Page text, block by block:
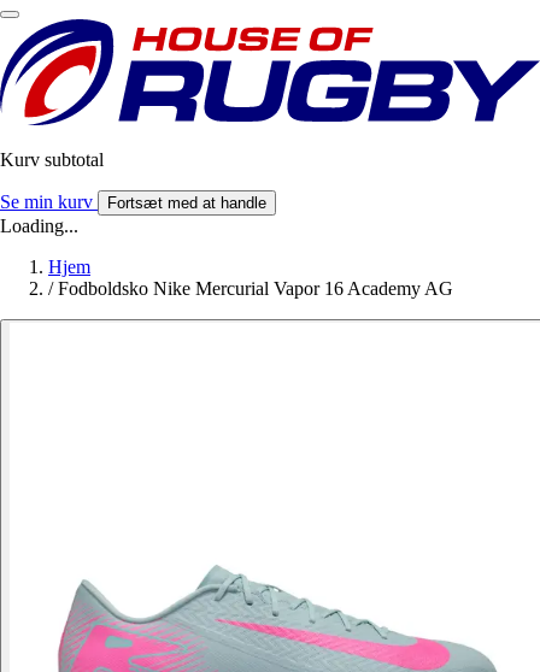
Kurv subtotal
Se min kurv Fortsæt med at handle
Loading...
Hjem
/ Fodboldsko Nike Mercurial Vapor 16 Academy AG